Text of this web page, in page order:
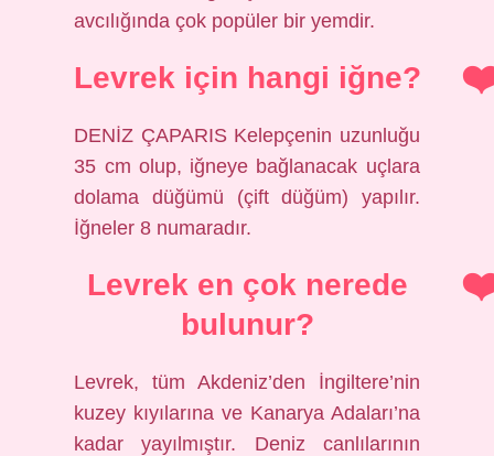
avcılığında çok popüler bir yemdir.
Levrek için hangi iğne?
DENİZ ÇAPARIS Kelepçenin uzunluğu
35 cm olup, iğneye bağlanacak uçlara
dolama düğümü (çift düğüm) yapılır.
İğneler 8 numaradır.
Levrek en çok nerede
bulunur?
Levrek, tüm Akdeniz’den İngiltere’nin
kuzey kıyılarına ve Kanarya Adaları’na
kadar yayılmıştır. Deniz canlılarının